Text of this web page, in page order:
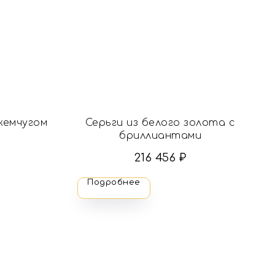
Серьги из белого золота с
бриллиантами
216 456 ₽
Подробнее